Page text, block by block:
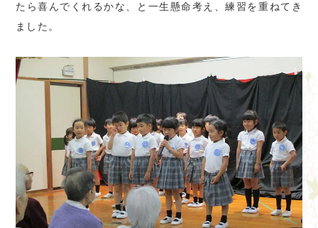
たら喜んでくれるかな、と一生懸命考え、練習を重ねてき
ました。